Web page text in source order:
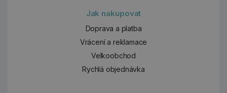
Jak nakupovat
Doprava a platba
Vrácení a reklamace
Velkoobchod
Rychlá objednávka